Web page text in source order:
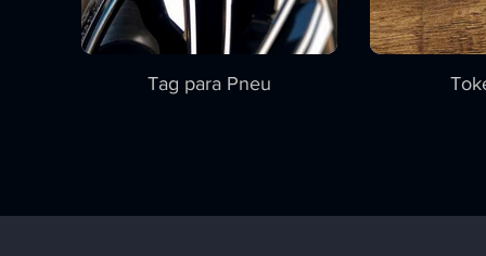
Tag para Pneu